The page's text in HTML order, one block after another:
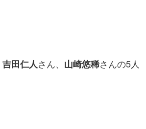
吉田仁人さん、 山崎悠稀さんの5人